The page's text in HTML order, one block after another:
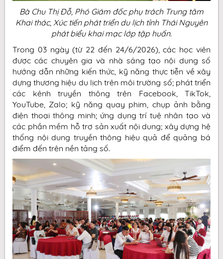
Bà Chu Thị Đỗ, Phó Giám đốc phụ trách Trung tâm
Khai thác, Xúc tiến phát triển du lịch tỉnh Thái Nguyên
phát biểu khai mạc lớp tập huấn.
Trong 03 ngày (từ 22 đến 24/6/2026), các học viên
được các chuyên gia và nhà sáng tạo nội dung số
hướng dẫn những kiến thức, kỹ năng thực tiễn về xây
dựng thương hiệu du lịch trên môi trường số; phát triển
các kênh truyền thông trên Facebook, TikTok,
YouTube, Zalo; kỹ năng quay phim, chụp ảnh bằng
điện thoại thông minh; ứng dụng trí tuệ nhân tạo và
các phần mềm hỗ trợ sản xuất nội dung; xây dựng hệ
thống nội dung truyền thông hiệu quả để quảng bá
điểm đến trên nền tảng số.